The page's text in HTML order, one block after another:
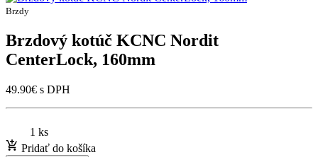
Brzdy
Brzdový kotúč KCNC Nordit
CenterLock, 160mm
49.90€ s DPH
1 ks
Pridať do košíka